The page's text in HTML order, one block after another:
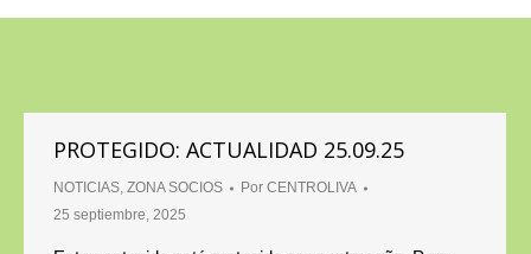
PROTEGIDO: ACTUALIDAD 25.09.25
NOTICIAS, ZONA SOCIOS Por CENTROLIVA
25 septiembre, 2025